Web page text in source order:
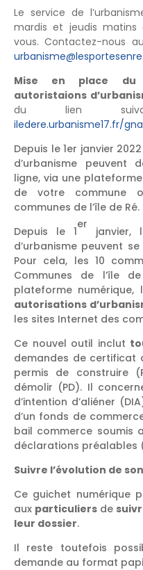
Le service de
mardis et jeudis matins
vous. Contactez-nous
Mise en place du
autoristaions
du lien
iledere.urbanisme17.fr/
Depuis le 1er janvier
d’urbanisme peuvent
ligne, via une
de votre commune
communes de l’île de Ré.
Depuis le 1
er
janvier,
d’urbanisme peuvent
Pour cela, les 10
Communes de l’île
plateforme numérique,
autorisations
les sites Internet des
Ce nouvel outil inclut
demandes de certificat
permis de construire
démolir (PD). Il
d’intention d’aliéner
d’un fonds de
bail commerce soumis
déclarations préalables
Suivre l’évolution de
Ce guichet numérique
aux particuliers de
leur dossier.
Il reste toutefois
demande au format